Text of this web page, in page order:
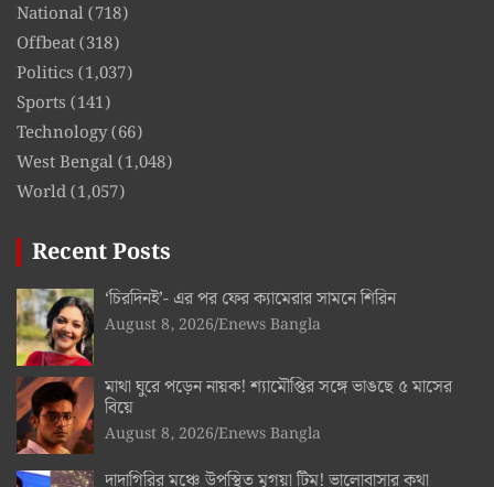
National(718)
Offbeat(318)
Politics (1,037)
Sports (141)
Technology(66)
West Bengal(1,048)
World(1,057)
Recent Posts
‘চিরদিনই’- এর পর ফের ক্যামেরার সামনে শিরিন
August 8, 2026 Enews Bangla
মাথা ঘুরে পড়েন নায়ক! শ্যামৌপ্তির সঙ্গে ভাঙছে ৫ মাসের
বিয়ে
August 8, 2026 Enews Bangla
দাদাগিরির মঞ্চে উপস্থিত মৃগয়া টিম! ভালোবাসার কথা